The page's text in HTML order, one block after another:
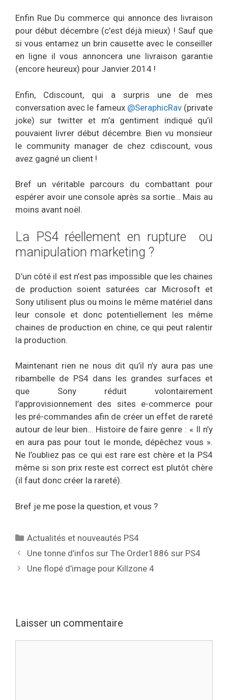
Enfin Rue Du commerce qui annonce des livraison
pour début décembre (c’est déjà mieux) ! Sauf que
si vous entamez un brin causette avec le conseiller
en ligne il vous annoncera une livraison garantie
(encore heureux) pour Janvier 2014 !
Enfin, Cdiscount, qui a surpris une de mes
conversation avec le fameux @SeraphicRav(private
joke) sur twitter et m’a gentiment indiqué qu’il
pouvaient livrer début décembre. Bien vu monsieur
le community manager de chez cdiscount, vous
avez gagné un client !
Bref un véritable parcours du combattant pour
espérer avoir une console après sa sortie… Mais au
moins avant noël.
La PS4 réellement en rupture ou
manipulation marketing ?
D’un côté il est n’est pas impossible que les chaines
de production soient saturées car Microsoft et
Sony utilisent plus ou moins le même matériel dans
leur console et donc potentiellement les même
chaines de production en chine, ce qui peut ralentir
la production.
Maintenant rien ne nous dit qu’il n’y aura pas une
ribambelle de PS4 dans les grandes surfaces et
que Sony réduit volontairement
l’approvisionnement des sites e-commerce pour
les pré-commandes afin de créer un effet de rareté
autour de leur bien… Histoire de faire genre : « Il n’y
en aura pas pour tout le monde, dépêchez vous ».
Ne l’oubliez pas ce qui est rare est chère et la PS4
même si son prix reste est correct est plutôt chère
(il faut donc créer la rareté).
Bref je me pose la question, et vous ?
Catégories
Actualités et nouveautés PS4
Une tonne d’infos sur The Order1886 sur PS4
Une flopé d’image pour Killzone 4
Laisser un commentaire